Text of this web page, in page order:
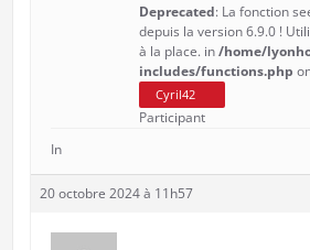
Deprecated: La fonction
depuis la version 6.9.0 !
à la place. in/home/
includes/functions.php
Cyril42
Participant
In
20 octobre 2024 à 11h57